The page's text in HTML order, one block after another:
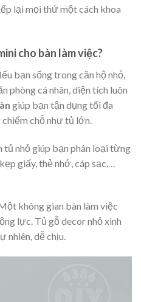
lại mọi thứ một cách khoa
cho bàn làm việc?
bạn sống trong căn hộ nhỏ,
phòng cá nhân, diện tích luôn
giúp bạn tận dụng tối đa
chỗ như tủ lớn.
tủ nhỏ giúp bạn phân loại từng
giấy, thẻ nhớ, cáp sạc,…
không gian bàn làm việc
lực. Tủ gỗ decor nhỏ xinh
nhiên, dễ chịu.